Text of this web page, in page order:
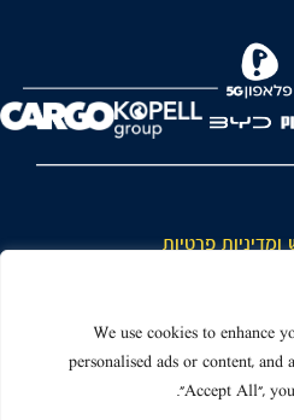
We use cookies to enhance
personalised ads or content,
"Accept All",
פרטיות
ותנאי שימוש בכרטיסים
קשר(קוקיז) ובטכנולוגיות דומות.
השימוש הכוללים שימוש בעוגיות